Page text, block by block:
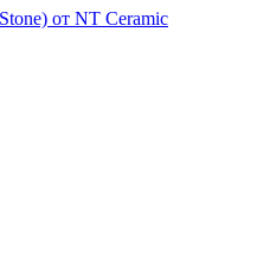
от NT Ceramic